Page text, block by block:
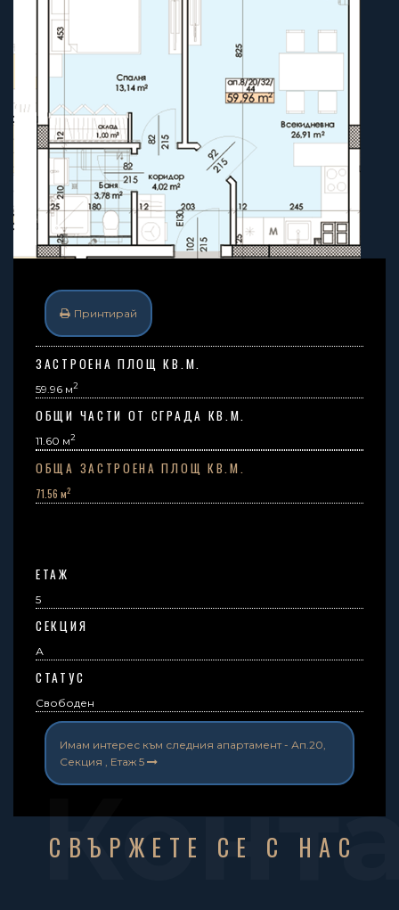
Принтирай
ЗАСТРОЕНА ПЛОЩ КВ.М.
59.96 м2
ОБЩИ ЧАСТИ ОТ СГРАДА КВ.М.
11.60 м2
ОБЩА ЗАСТРОЕНА ПЛОЩ КВ.М.
71.56 м2
ЕТАЖ
5
СЕКЦИЯ
А
СТАТУС
Свободен
Имам интерес към следния апартамент - Ап.20,
Секция , Етаж 5
СВЪРЖЕТЕ СЕ С НАС